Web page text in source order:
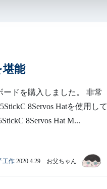
堪能
ドを購入しました。 非常
8Servos Hatを使用して
8Servos Hat M...
工作 2020.4.29 お父ちゃん